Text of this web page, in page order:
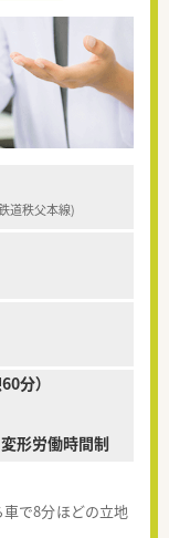
道秩父本線)
分）
形労働時間制
で8分ほどの立地